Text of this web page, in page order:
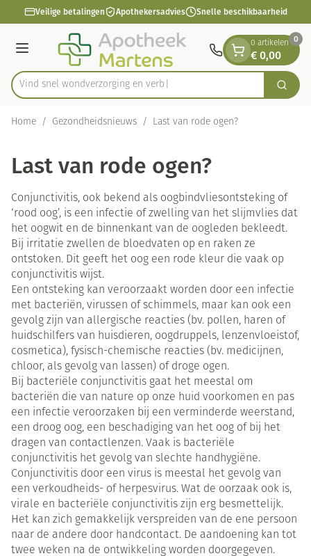
Ga naar de inhoud
1 van 1Veilige betalingen Apothekersadvies Snelle beschikbaarheid
Menu
Product, merk, categorie...
Vind snel wondverzorging e Zoek
0 artikelen
€ 0,00
0
Home / Gezondheidsnieuws / Last van rode ogen?
Last van rode ogen?
Conjunctivitis, ook bekend als oogbindvliesontsteking of
‘rood oog’, is een infectie of zwelling van het slijmvlies dat
het oogwit en de binnenkant van de oogleden bekleedt.
Bij irritatie zwellen de bloedvaten op en raken ze
ontstoken. Dit geeft het oog een rode kleur die vaak op
conjunctivitis wijst.
Een ontsteking kan veroorzaakt worden door een infectie
met bacteriën, virussen of schimmels, maar kan ook een
gevolg zijn van allergische reacties (bv. pollen, haren of
huidschilfers van huisdieren, oogdruppels, lenzenvloeistof,
cosmetica), fysisch-chemische reacties (bv. medicijnen,
chloor, als gevolg van lassen) of droge ogen.
Bij bacteriële conjunctivitis gaat het meestal om
bacteriën die van nature op onze huid voorkomen en pas
een infectie veroorzaken bij een verminderde weerstand,
een droog oog, een beschadiging van het oog of bij het
dragen van contactlenzen. Vaak is bacteriële
conjunctivitis het gevolg van slechte handhygiëne.
Conjunctivitis door een virus is meestal het gevolg van
een verkoudheids- of herpesvirus. Wat de oorzaak ook is,
virale en bacteriële conjunctivitis zijn erg besmettelijk.
Het kan zich gemakkelijk verspreiden van de ene persoon
naar de andere door handcontact. De aandoening kan tot
twee weken na de ontwikkeling worden doorgegeven.